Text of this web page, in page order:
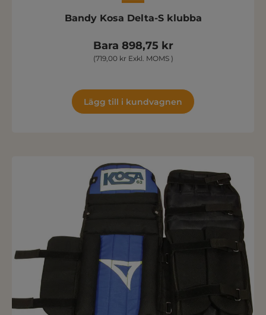
Bandy Kosa Delta-S klubba
Bara 898,75 kr
(719,00 kr Exkl. MOMS )
Lägg till i kundvagnen